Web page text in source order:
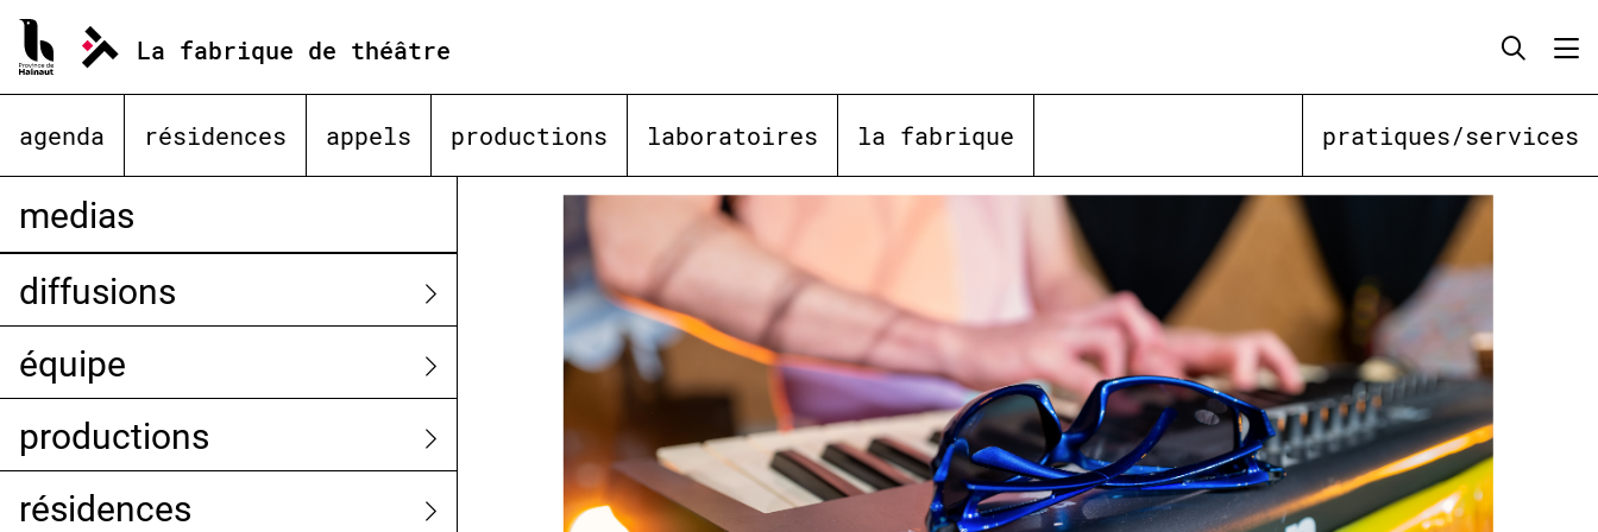
contenu
La fabrique de théâtre
agenda résidences appels productions laboratoires la fabrique pratiques/services
medias
diffusions
équipe
productions
résidences